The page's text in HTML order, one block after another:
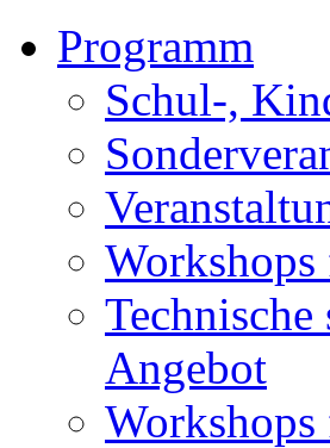
Programm
Schul-,
Workshops
Angebot